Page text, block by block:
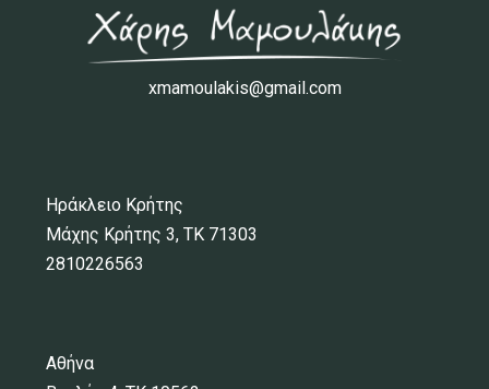
xmamoulakis@gmail.com
Ηράκλειο Κρήτης
Μάχης Κρήτης 3, ΤΚ 71303
2810226563
Αθήνα